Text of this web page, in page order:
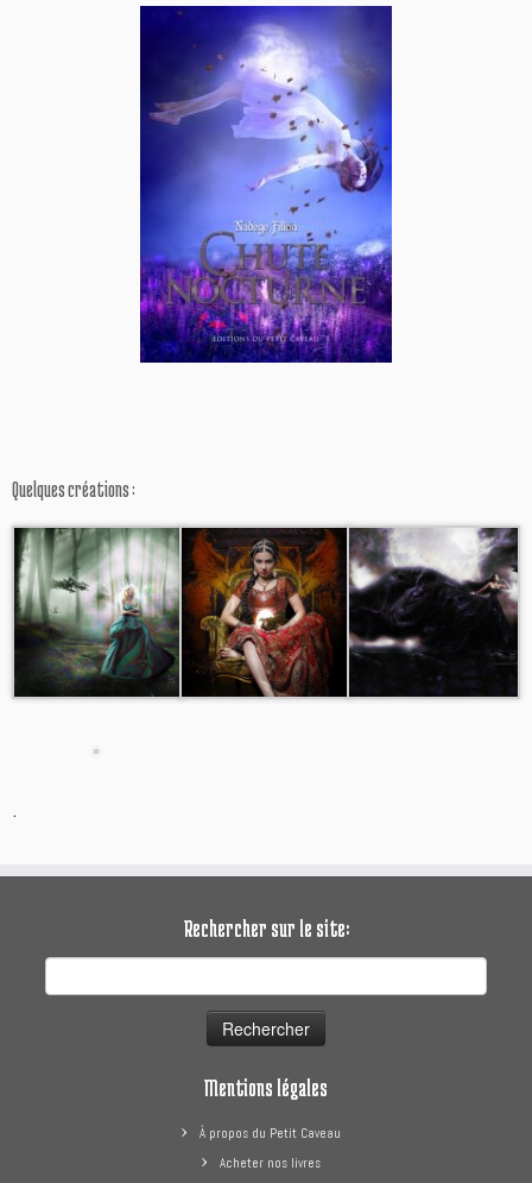
Quelques créations :
.
Rechercher sur le site:
Mentions légales
À propos du Petit Caveau
Acheter nos livres